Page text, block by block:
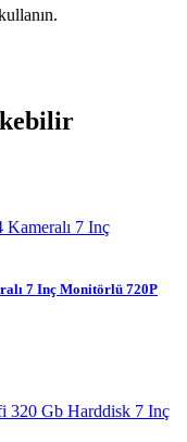
7 Inç Monitörlü 720P